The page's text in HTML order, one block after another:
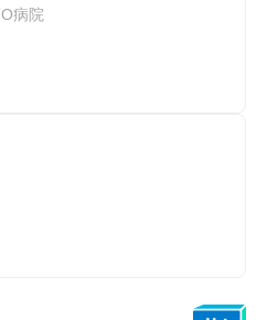
病院